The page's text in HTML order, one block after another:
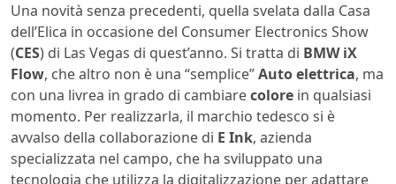
Una novità senza precedenti, quella svelata dalla Casa
dell’Elica in occasione del Consumer Electronics Show
(CES) di Las Vegas di quest’anno. Si tratta di BMW iX
Flow, che altro non è una “semplice”Auto elettrica, ma
con una livrea in grado di cambiarecolore in qualsiasi
momento. Per realizzarla, il marchio tedesco si è
avvalso della collaborazione di E Ink, azienda
specializzata nel campo, che ha sviluppato una
tecnologia che utilizza la digitalizzazione per adattare